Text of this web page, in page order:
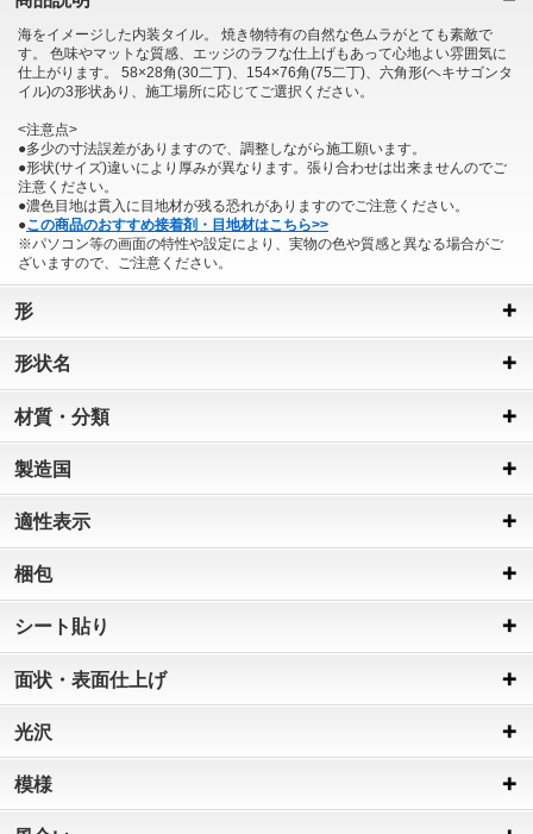
海をイメージした内装タイル。 焼き物特有の自然な色ムラがとても素敵で
す。 色味やマットな質感、エッジのラフな仕上げもあって心地よい雰囲気に
仕上がります。 58×28角(30二丁)、154×76角(75二丁)、六角形(ヘキサゴンタ
イル)の3形状あり、施工場所に応じてご選択ください。
<注意点>
●多少の寸法誤差がありますので、調整しながら施工願います。
●形状(サイズ)違いにより厚みが異なります。張り合わせは出来ませんのでご
注意ください。
●濃色目地は貫入に目地材が残る恐れがありますのでご注意ください。
●この商品のおすすめ接着剤・目地材はこちら>>
※パソコン等の画面の特性や設定により、実物の色や質感と異なる場合がご
ざいますので、ご注意ください。
形
形状名
材質・分類
製造国
適性表示
梱包
シート貼り
面状・表面仕上げ
光沢
模様